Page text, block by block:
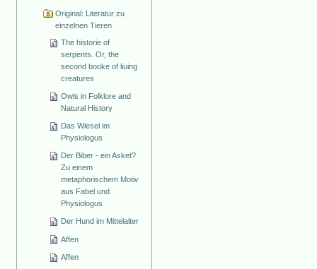
Original: Literatur zu
einzelnen Tieren
The historie of
serpents. Or, the
second booke of liuing
creatures
Owls in Folklore and
Natural History
Das Wiesel im
Physiologus
Der Biber - ein Asket?
Zu einem
metaphorischem Motiv
aus Fabel und
Physiologus
Der Hund im Mittelalter
Affen
Affen